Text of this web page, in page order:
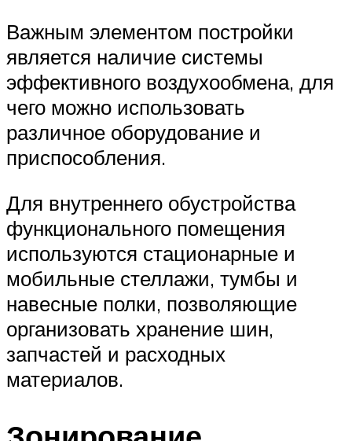
Важным элементом постройки
является наличие системы
эффективного воздухообмена, для
чего можно использовать
различное оборудование и
приспособления.
Для внутреннего обустройства
функционального помещения
используются стационарные и
мобильные стеллажи, тумбы и
навесные полки, позволяющие
организовать хранение шин,
запчастей и расходных
материалов.